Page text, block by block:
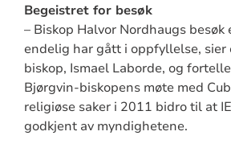
Begeistret for besøk
– Biskop Halvor Nordhaugs besøk
endelig har gått i oppfyllelse, sier
biskop, Ismael Laborde, og
Bjørgvin-biskopens møte med
religiøse saker i 2011 bidro til at
godkjent av myndighetene.